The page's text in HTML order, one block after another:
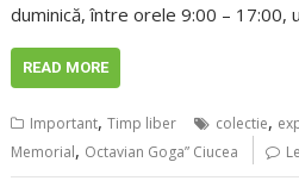
duminică, între orele 9:00 – 17:00,
READ MORE
Important,Timp liber colectie,
Memorial, Octavian Goga” Ciucea